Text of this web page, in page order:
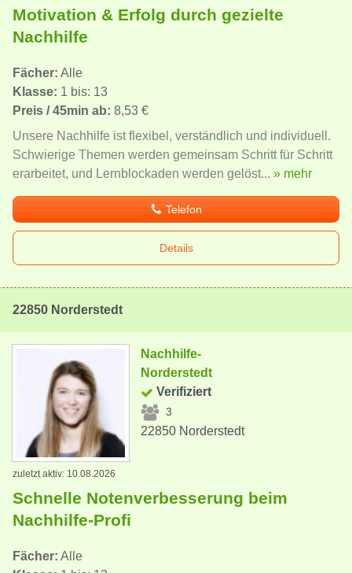
Motivation & Erfolg durch gezielte
Nachhilfe
Fächer: Alle
Klasse: 1 bis: 13
Preis / 45min ab: 8,53 €
Unsere Nachhilfe ist flexibel, verständlich und individuell.
Schwierige Themen werden gemeinsam Schritt für Schritt
erarbeitet, und Lernblockaden werden gelöst... » mehr
Telefon
Details
22850 Norderstedt
Nachhilfe-
Norderstedt
Verifiziert
3
22850 Norderstedt
zuletzt aktiv: 10.08.2026
Schnelle Notenverbesserung beim
Nachhilfe-Profi
Fächer: Alle